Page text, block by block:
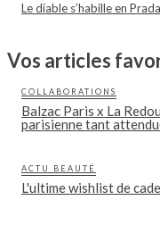
Le diable s’habille en
Vos articles
COLLABORATIONS
Balzac Paris x La
parisienne tant
ACTU BEAUTÉ
L'ultime wishlist de